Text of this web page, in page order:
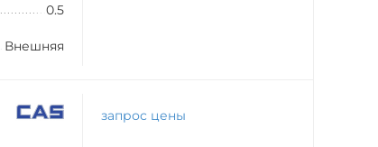
0.5
Внешняя
запрос цены